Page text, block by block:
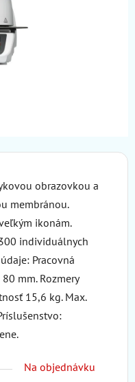
obrazovkou a
membránou.
ikonám.
individuálnych
Pracovná
mm. Rozmery
15,6 kg. Max.
Na objednávku